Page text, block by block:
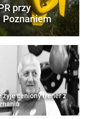
przy
żyje ceniony trener z